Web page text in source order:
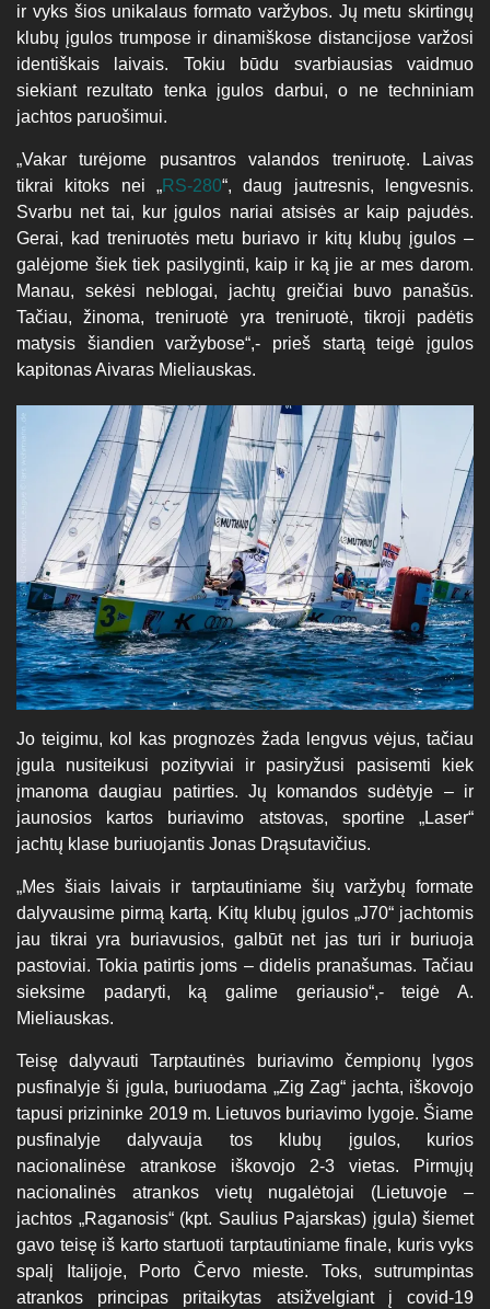
ir vyks šios unikalaus formato varžybos. Jų metu skirtingų
klubų įgulos trumpose ir dinamiškose distancijose varžosi
identiškais laivais. Tokiu būdu svarbiausias vaidmuo
siekiant rezultato tenka įgulos darbui, o ne techniniam
jachtos paruošimui.
„Vakar turėjome pusantros valandos treniruotę. Laivas
tikrai kitoks nei „RS-280“, daug jautresnis, lengvesnis.
Svarbu net tai, kur įgulos nariai atsisės ar kaip pajudės.
Gerai, kad treniruotės metu buriavo ir kitų klubų įgulos –
galėjome šiek tiek pasilyginti, kaip ir ką jie ar mes darom.
Manau, sekėsi neblogai, jachtų greičiai buvo panašūs.
Tačiau, žinoma, treniruotė yra treniruotė, tikroji padėtis
matysis šiandien varžybose“,- prieš startą teigė įgulos
kapitonas Aivaras Mieliauskas.
Jo teigimu, kol kas prognozės žada lengvus vėjus, tačiau
įgula nusiteikusi pozityviai ir pasiryžusi pasisemti kiek
įmanoma daugiau patirties. Jų komandos sudėtyje – ir
jaunosios kartos buriavimo atstovas, sportine „Laser“
jachtų klase buriuojantis Jonas Drąsutavičius.
„Mes šiais laivais ir tarptautiniame šių varžybų formate
dalyvausime pirmą kartą. Kitų klubų įgulos „J70“ jachtomis
jau tikrai yra buriavusios, galbūt net jas turi ir buriuoja
pastoviai. Tokia patirtis joms – didelis pranašumas. Tačiau
sieksime padaryti, ką galime geriausio“,- teigė A.
Mieliauskas.
Teisę dalyvauti Tarptautinės buriavimo čempionų lygos
pusfinalyje ši įgula, buriuodama „Zig Zag“ jachta, iškovojo
tapusi prizininke 2019 m. Lietuvos buriavimo lygoje. Šiame
pusfinalyje dalyvauja tos klubų įgulos, kurios
nacionalinėse atrankose iškovojo 2-3 vietas. Pirmųjų
nacionalinės atrankos vietų nugalėtojai (Lietuvoje –
jachtos „Raganosis“ (kpt. Saulius Pajarskas) įgula) šiemet
gavo teisę iš karto startuoti tarptautiniame finale, kuris vyks
spalį Italijoje, Porto Červo mieste. Toks, sutrumpintas
atrankos principas pritaikytas atsižvelgiant į covid-19